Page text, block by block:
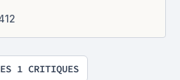
1 CRITIQUES